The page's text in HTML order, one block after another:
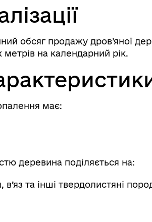
Радіаційний фон
обсяг продажу дров’яної
метрів на календарний рік.
має:
деревина поділяється на:
в’яз та інші твердолистяні